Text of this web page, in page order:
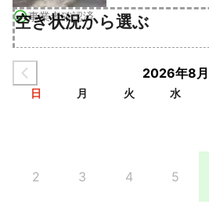
事業者確認済
空き状況から選ぶ
2026年8月
日 月 火 水
2 3 4 5